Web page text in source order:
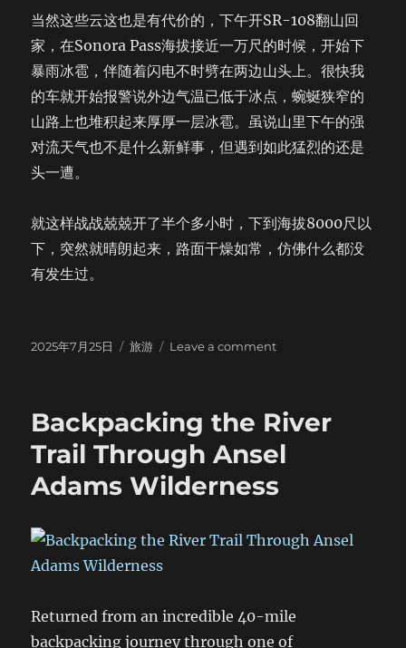
当然这些云这也是有代价的，下午开SR-108翻山回
家，在Sonora Pass海拔接近一万尺的时候，开始下
暴雨冰雹，伴随着闪电不时劈在两边山头上。很快我
的车就开始报警说外边气温已低于冰点，蜿蜒狭窄的
山路上也堆积起来厚厚一层冰雹。虽说山里下午的强
对流天气也不是什么新鲜事，但遇到如此猛烈的还是
头一遭。
就这样战战兢兢开了半个多小时，下到海拔8000尺以
下，突然就晴朗起来，路面干燥如常，仿佛什么都没
有发生过。
Posted
2025年7月25日 Categories
旅游 Leave a commenton
Backpacking the River
Trail Through Ansel
Adams Wilderness
Returned from an incredible 40-mile
backpacking journey through one of